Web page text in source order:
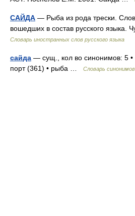
САЙДА — Рыба из рода трески.
вошедших в состав русского языка.
Словарь иностранных слов русского языка
сайда — сущ., кол во синонимов: 5 •
порт (361) • рыба …
Словарь синонимов